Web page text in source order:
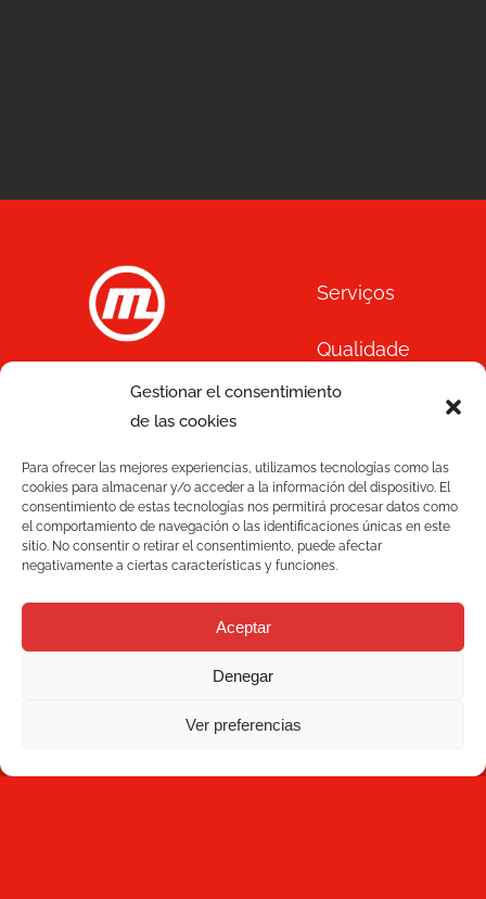
Gestionar el consentimiento
de las cookies
Para ofrecer las mejores experiencias, utilizamos tecnologías como las
cookies para almacenar y/o acceder a la información del dispositivo. El
consentimiento de estas tecnologías nos permitirá procesar datos como
el comportamiento de navegación o las identificaciones únicas en este
sitio. No consentir o retirar el consentimiento, puede afectar
negativamente a ciertas características y funciones.
Aceptar
Denegar
Ver preferencias
C/ Joan Monpeó, 31 -37
08223 Terrassa
+34 93 736 35 00
mecesa@mecesa.com
Serviços
Qualidade
Blog
Mecesa
Contacto
BOLETIM DE NOTÍCIAS